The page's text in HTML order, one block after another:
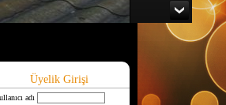
Üyelik Girişi
adı